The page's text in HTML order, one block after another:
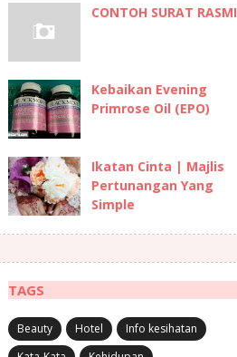
CONTOH SURAT RASMI
Kebaikan Evening
Primrose Oil (EPO)
Ikatan Cinta | Majlis
Pertunangan Yang
Simple
TAGS
Beauty Hotel
Info kesihatan